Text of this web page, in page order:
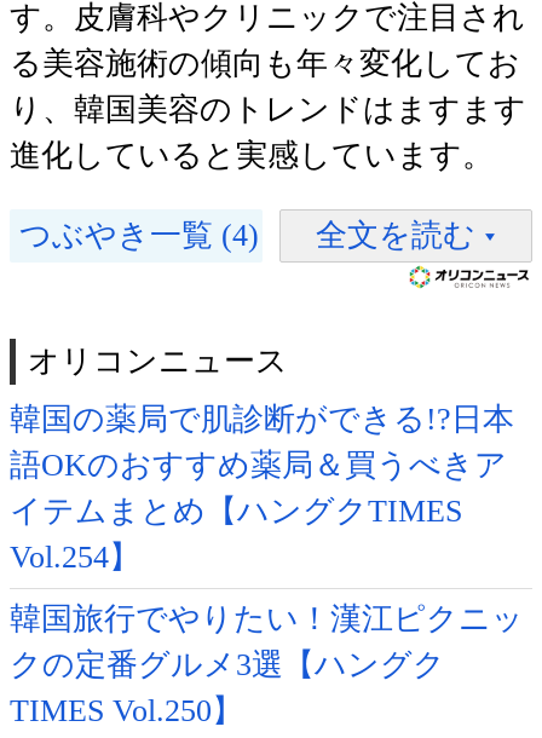
す。皮膚科やクリニックで注目され
る美容施術の傾向も年々変化してお
り、韓国美容のトレンドはますます
進化していると実感しています。
つぶやき一覧 (4) 全文を読む
オリコンニュース
韓国の薬局で肌診断ができる!?日本
語OKのおすすめ薬局＆買うべきア
イテムまとめ【ハングクTIMES
Vol.254】
韓国旅行でやりたい！漢江ピクニッ
クの定番グルメ3選【ハングク
TIMES Vol.250】